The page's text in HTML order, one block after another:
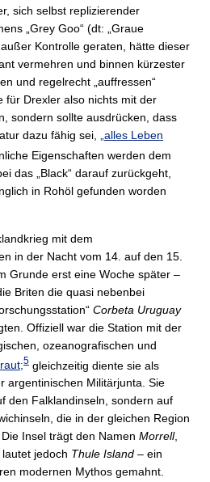
sich selbst replizierender
„Grey Goo“ (dt: „Graue
Kontrolle geraten, hätte dieser
vermehren und binnen kürzester
und regelrecht „auffressen“
für Drexler also nichts mit der
sondern sollte ausdrücken, dass
dazu fähig sei,
„alles Leben
Eigenschaften werden dem
das „Black“ darauf zurückgeht,
in Rohöl gefunden worden
mit dem
in der Nacht vom 14. auf den 15.
Grunde erst eine Woche später –
Briten die quasi nebenbei
Corbeta Uruguay
Offiziell war die Station mit der
ozeanografischen und
5 gleichzeitig diente sie als
argentinischen Militärjunta. Sie
den Falklandinseln, sondern auf
die in der gleichen Region
Insel trägt den Namen Morrell,
jedoch Thule Island – ein
modernen Mythos gemahnt.